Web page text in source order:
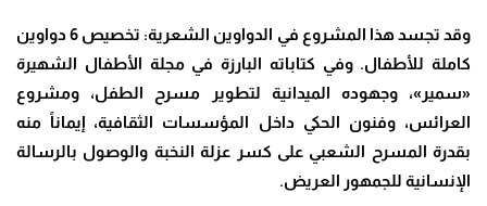
وقد تجسد هذا المشروع في الدواوين الشعرية:
تخصيص 6 دواوين
كاملة للأطفال. وفي كتاباته البارزة في مجلة الأطفال الشهيرة
«سمير»، وجهوده الميدانية لتطوير مسرح الطفل، ومشروع
العرائس، وفنون الحكي داخل المؤسسات الثقافية، إيماناً منه
بقدرة المسرح الشعبي على كسر عزلة النخبة والوصول بالرسالة
الإنسانية للجمهور العريض.